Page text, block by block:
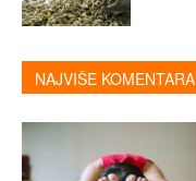
NAJVIŠE KOMENTARA